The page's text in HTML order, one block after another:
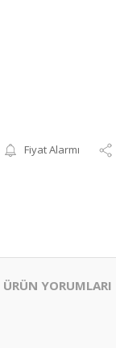
Fiyat Alarmı
ÜRÜN YORUMLARI